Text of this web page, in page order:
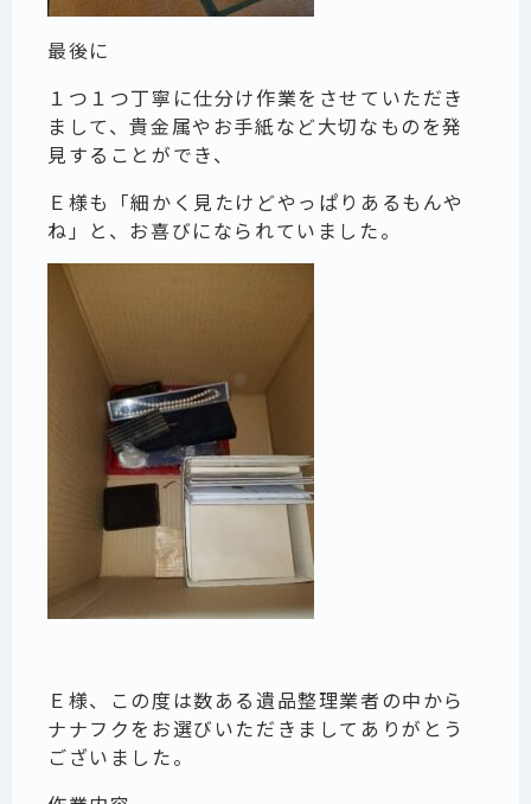
最後に
１つ１つ丁寧に仕分け作業をさせていただき
まして、貴金属やお手紙など大切なものを発
見することができ、
Ｅ様も「細かく見たけどやっぱりあるもんや
ね」と、お喜びになられていました。
Ｅ様、この度は数ある遺品整理業者の中から
ナナフクをお選びいただきましてありがとう
ございました。